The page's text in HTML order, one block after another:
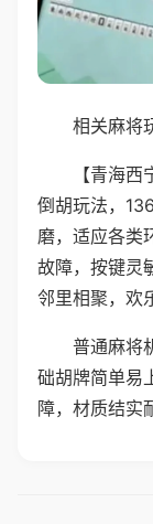
相关麻将
【青海
倒胡玩法，
磨，适应各类
故障，按键灵
邻里相聚，欢
普通麻将
础胡牌简单易
障，材质结实